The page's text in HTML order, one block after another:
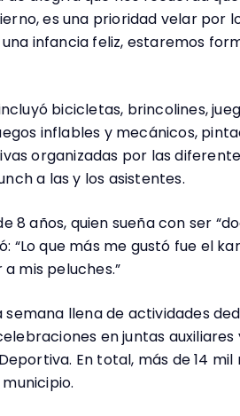
es una prioridad velar por
infancia feliz, estaremos
bicicletas, brincolines,
inflables y mecánicos,
organizadas por las
a las y los asistentes.
8 años, quien sueña con ser
“Lo que más me gustó fue el
mis peluches.”
llena de actividades
en juntas auxiliares
En total, más de 14 mil